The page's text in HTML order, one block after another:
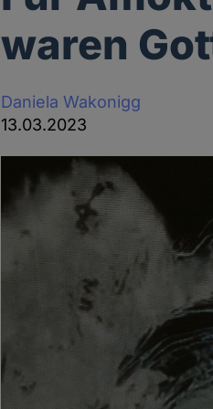
waren
Daniela Wakonigg
13.03.2023